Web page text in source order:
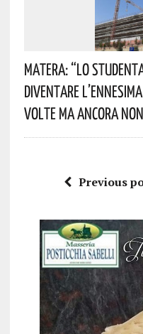
Matera: “Lo
Diventare
Volte Ma Ancora
Previous